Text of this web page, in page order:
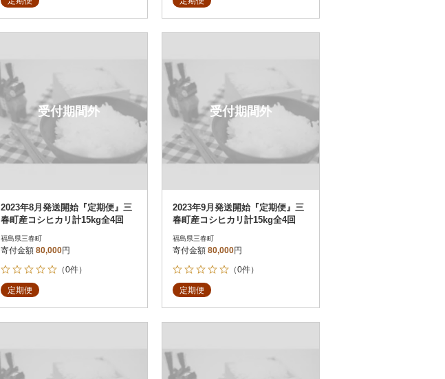
受付期間外
2023年8月発送開始『定期便』三
春町産コシヒカリ計15kg全4回
福島県三春町
寄付金額 80,000円
（0件）
定期便
受付期間外
2023年9月発送開始『定期便』三
春町産コシヒカリ計15kg全4回
福島県三春町
寄付金額 80,000円
（0件）
定期便